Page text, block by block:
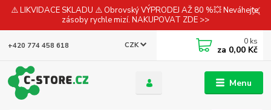
⚠️ LIKVIDACE SKLADU ⚠️ Obrovský VÝPRODEJ AŽ 80 %💥 Neváhejte,
zásoby rychle mizí. NAKUPOVAT ZDE >>
Menu
CZK
+420 774 458 618 0 ks
za 0,00 Kč